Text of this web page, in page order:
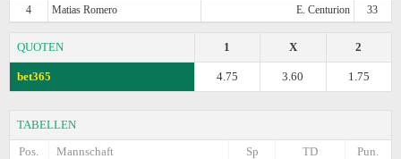
4
Matias Romero E. Centurion 33
QUOTEN 2
X
1
bet365 1.75
3.60
4.75
TABELLEN
Pos.
Mannschaft Pun.
TD
Sp